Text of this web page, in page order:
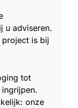
u adviseren.
is bij
tot
onze